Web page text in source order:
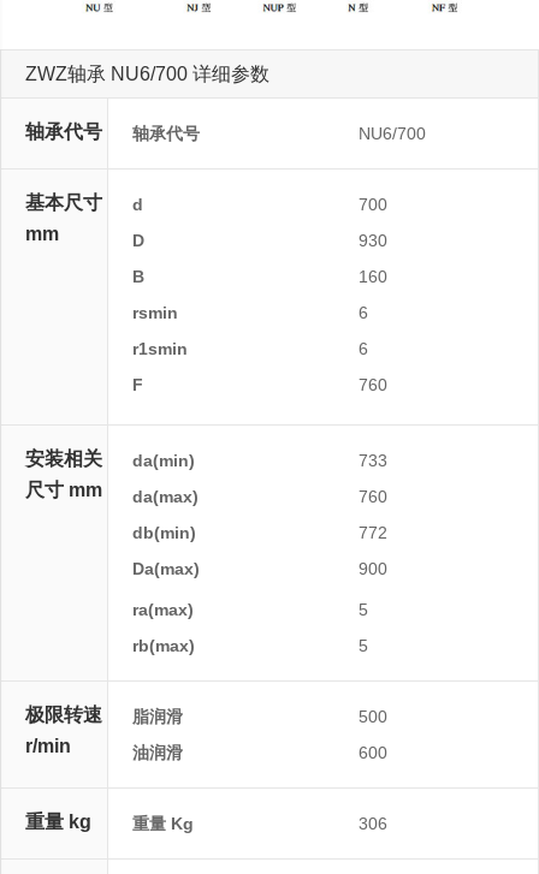
ZWZ轴承 NU6/700 详细参数
轴承代号 轴承代号 NU6/700
基本尺寸
mm
d
700
D
930
B
160
rsmin
6
r1smin
6
F
760
E
安装相关
尺寸 mm
da(min)
733
da(max)
760
db(min)
772
Da(max)
900
Da(min)
ra(max)
5
rb(max)
5
极限转速
r/min
脂润滑
500
油润滑
600
重量 kg 重量 Kg 306